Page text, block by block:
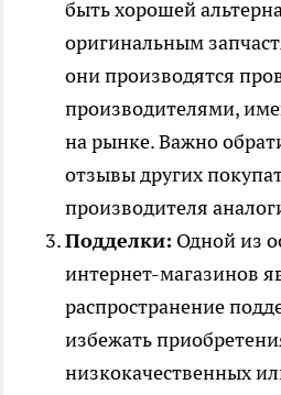
быть хорошей
оригинальным
они производятся
производителями,
на рынке. Важно
отзывы других
производителя
Подделки: Одной из
интернет-магазинов
распространение
избежать
низкокачественных